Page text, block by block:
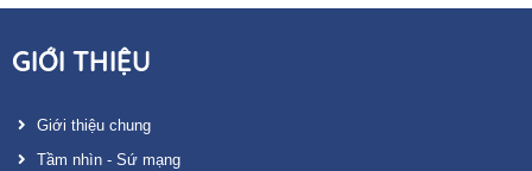
GIỚI THIỆU
Giới thiệu chung
Tầm nhìn - Sứ mạng